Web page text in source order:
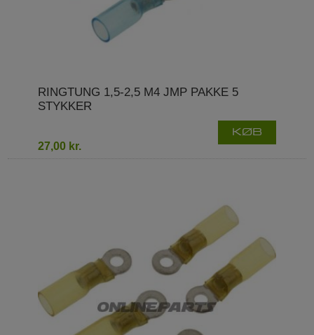
RINGTUNG 1,5-2,5 M4 JMP PAKKE 5
STYKKER
27,00 kr.
KØB